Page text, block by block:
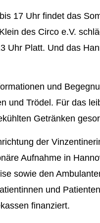
17 Uhr findet das
des Circo e.V.
Uhr Platt. Und das
und
und Trödel. Für das
Getränken
der
Aufnahme in
sowie den
und
finanziert.